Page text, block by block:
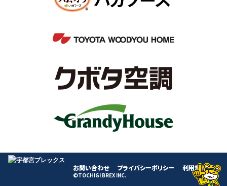
お問い合わせ プライバシーポリシー 利用規約
©TOCHIGI BREX INC.